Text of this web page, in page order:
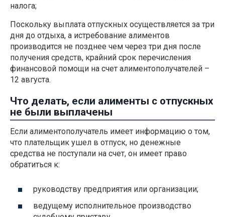
налога;
Поскольку выплата отпускных осуществляется за три
дня до отдыха, а истребование алиментов
производится не позднее чем через три дня после
получения средств, крайний срок перечисления
финансовой помощи на счет алиментополучателей –
12 августа.
Что делать, если алименты с отпускных
не были выплачены
Если алиментополучатель имеет информацию о том,
что плательщик ушел в отпуск, но денежные
средства не поступали на счет, он имеет право
обратиться к:
руководству предприятия или организации;
ведущему исполнительное производство